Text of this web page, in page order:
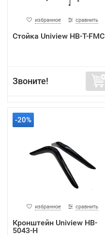
избранное сравнить
Стойка Uniview HB-T-FMC
Звоните!
-20%
избранное сравнить
Кронштейн Uniview HB-
5043-H